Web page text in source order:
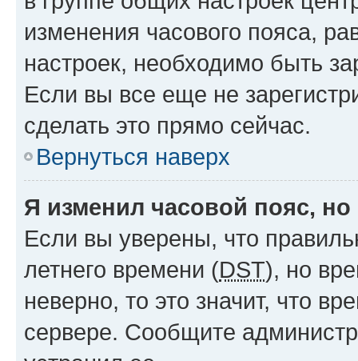
изменения часового пояса,
настроек, необходимо быть
Если вы все еще не
сделать это прямо сейчас.
Вернуться наверх
Я изменил часовой пояс,
Если вы уверены, что
летнего времени (DST), но
неверно, то это значит, что
сервере. Сообщите